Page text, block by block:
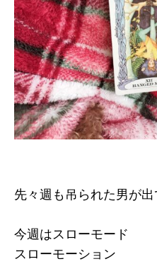
先々週も吊られた男が
今週はスローモード
スローモーション